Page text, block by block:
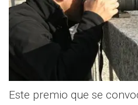
Este premio que se